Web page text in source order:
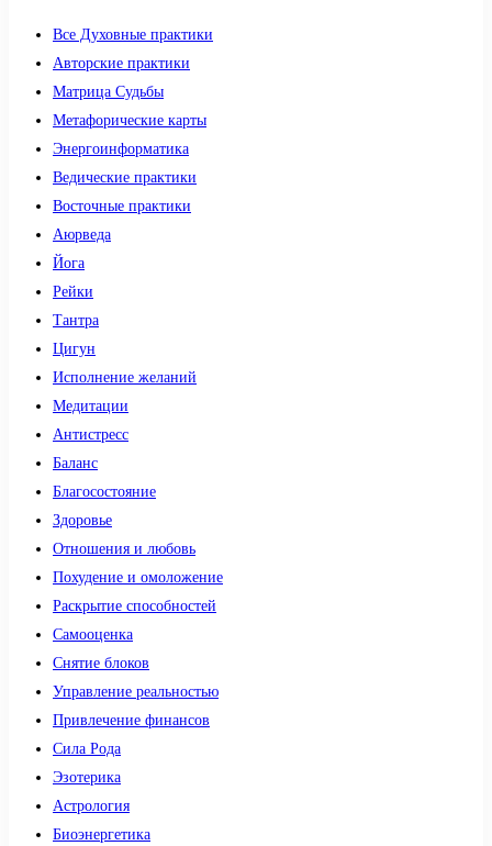
Все Духовные практики
Авторские практики
Матрица Судьбы
Метафорические карты
Энергоинформатика
Ведические практики
Восточные практики
Аюрведа
Йога
Рейки
Тантра
Цигун
Исполнение желаний
Медитации
Антистресс
Баланс
Благосостояние
Здоровье
Отношения и любовь
Похудение и омоложение
Раскрытие способностей
Самооценка
Снятие блоков
Управление реальностью
Привлечение финансов
Сила Рода
Эзотерика
Астрология
Биоэнергетика